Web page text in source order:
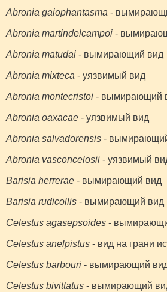
Abronia gaiophantasma -
Abronia martindelcampoi -
Abronia matudai - вымирающий вид
Abronia mixteca - уязвимый вид
Abronia montecristoi - вымирающий
Abronia oaxacae - уязвимый вид
Abronia salvadorensis -
Abronia vasconcelosii - уязвимый
Barisia herrerae - вымирающий вид
Barisia rudicollis - вымирающий вид
Celestus agasepsoides -
Celestus anelpistus - вид на грани
Celestus barbouri - вымирающий
Celestus bivittatus - вымирающий